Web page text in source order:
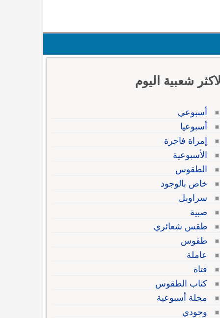
الاكثر شعبية اليوم
أسبوعي
أسبوعيا
إمراة فاجرة
الأسبوعية
الطقوس
خاص بالوجود
سراويل
صبية
طقس شعائري
طقوس
عاملة
فتاة
كتاب الطقوس
مجلة أسبوعية
وجودي